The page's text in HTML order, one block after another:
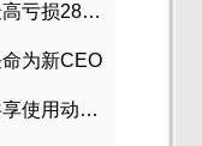
销量下滑业绩恶化，长安汽车预计最高亏损28亿元
为新CEO
合并发动机业务，吉利与沃尔沃将共享使用动力总成